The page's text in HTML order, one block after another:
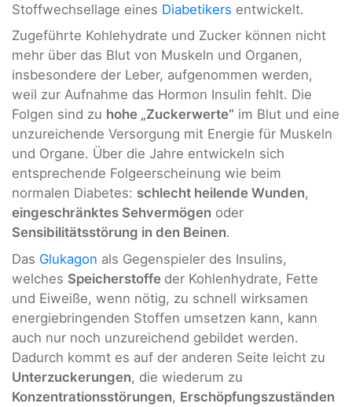
Stoffwechsellage eines Diabetikers entwickelt.
Zugeführte Kohlehydrate und Zucker können nicht
mehr über das Blut von Muskeln und Organen,
insbesondere der Leber, aufgenommen werden,
weil zur Aufnahme das Hormon Insulin fehlt. Die
Folgen sind zu hohe „Zuckerwerte“ im Blut und eine
unzureichende Versorgung mit Energie für Muskeln
und Organe. Über die Jahre entwickeln sich
entsprechende Folgeerscheinung wie beim
normalen Diabetes: schlecht heilende Wunden,
eingeschränktes Sehvermögen oder
Sensibilitätsstörung in den Beinen.
Das Glukagon als Gegenspieler des Insulins,
welches Speicherstoffe der Kohlenhydrate, Fette
und Eiweiße, wenn nötig, zu schnell wirksamen
energiebringenden Stoffen umsetzen kann, kann
auch nur noch unzureichend gebildet werden.
Dadurch kommt es auf der anderen Seite leicht zu
Unterzuckerungen, die wiederum zu
Konzentrationsstörungen, Erschöpfungszuständen